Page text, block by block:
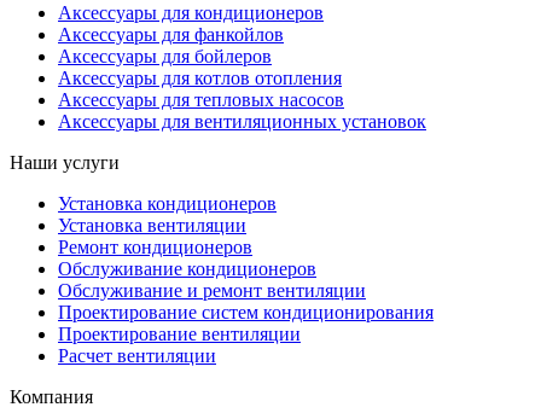
Аксессуары для кондиционеров
Аксессуары для фанкойлов
Аксессуары для бойлеров
Аксессуары для котлов отопления
Аксессуары для тепловых насосов
Аксессуары для вентиляционных установок
Наши услуги
Установка кондиционеров
Установка вентиляции
Ремонт кондиционеров
Обслуживание кондиционеров
Обслуживание и ремонт вентиляции
Проектирование систем кондиционирования
Проектирование вентиляции
Расчет вентиляции
Компания